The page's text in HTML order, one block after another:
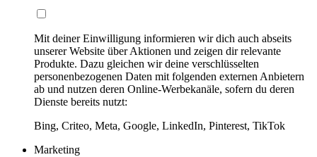
Mit deiner Einwilligung informieren wir dich auch abseits
unserer Website über Aktionen und zeigen dir relevante
Produkte. Dazu gleichen wir deine verschlüsselten
personenbezogenen Daten mit folgenden externen Anbietern
ab und nutzen deren Online-Werbekanäle, sofern du deren
Dienste bereits nutzt:
Bing, Criteo, Meta, Google, LinkedIn, Pinterest, TikTok
Marketing